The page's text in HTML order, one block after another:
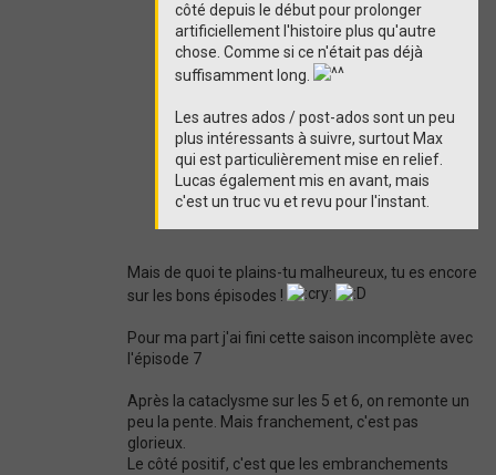
côté depuis le début pour prolonger
artificiellement l'histoire plus qu'autre
chose. Comme si ce n'était pas déjà
suffisamment long.
Les autres ados / post-ados sont un peu
plus intéressants à suivre, surtout Max
qui est particulièrement mise en relief.
Lucas également mis en avant, mais
c'est un truc vu et revu pour l'instant.
Mais de quoi te plains-tu malheureux, tu es encore
sur les bons épisodes !
Pour ma part j'ai fini cette saison incomplète avec
l'épisode 7
Après la cataclysme sur les 5 et 6, on remonte un
peu la pente. Mais franchement, c'est pas
glorieux.
Le côté positif, c'est que les embranchements